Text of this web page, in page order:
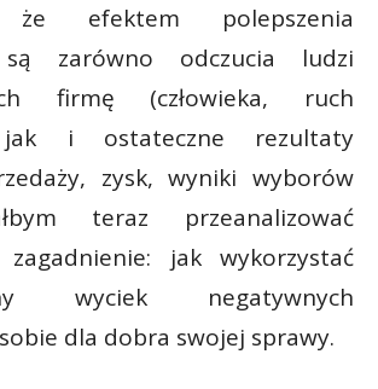
że efektem polepszenia
są zarówno odczucia ludzi
firmę (człowieka, ruch
jak i ostateczne rezultaty
zysk, wyniki wyborów
teraz przeanalizować
zagadnienie: jak wykorzystać
wyciek negatywnych
dla dobra swojej sprawy.